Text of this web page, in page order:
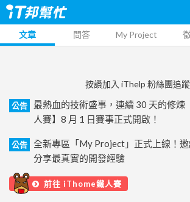
文章 問答 My Project
按讚加入 iThelp 粉絲團追蹤
公告
最熱血的技術盛事，連續 30 天的修煉
人賽】8 月 1 日賽事正式開啟！
公告
全新專區「My Project」正式上線！邀
分享最真實的開發經驗
前往 iThome鐵人賽